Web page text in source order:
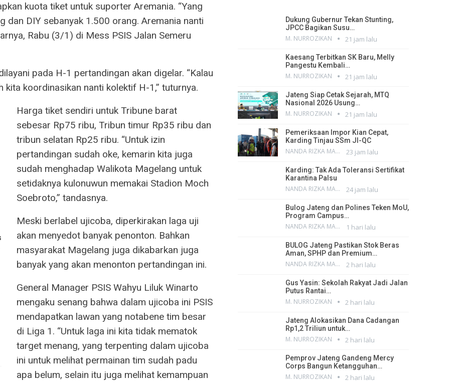
kuota tiket untuk suporter Aremania. “Yang
dan DIY sebanyak 1.500 orang. Aremania nanti
Rabu (3/1) di Mess PSIS Jalan Semeru
pada H-1 pertandingan akan digelar. “Kalau
kita koordinasikan nanti kolektif H-1,” tuturnya.
Harga tiket sendiri untuk Tribune barat
sebesar Rp75 ribu, Tribun timur Rp35 ribu dan
tribun selatan Rp25 ribu. “Untuk izin
pertandingan sudah oke, kemarin kita juga
sudah menghadap Walikota Magelang untuk
setidaknya kulonuwun memakai Stadion Moch
Soebroto,” tandasnya.
Meski berlabel ujicoba, diperkirakan laga uji
akan menyedot banyak penonton. Bahkan
masyarakat Magelang juga dikabarkan juga
banyak yang akan menonton pertandingan ini.
General Manager PSIS Wahyu Liluk Winarto
mengaku senang bahwa dalam ujicoba ini PSIS
mendapatkan lawan yang notabene tim besar
di Liga 1. “Untuk laga ini kita tidak mematok
target menang, yang terpenting dalam ujicoba
ini untuk melihat permainan tim sudah padu
apa belum, selain itu juga melihat kemampuan
Dukung Gubernur Tekan Stunting,
JPCC Bagikan Susu…
M. NURROZIKAN 21 jam lalu
Kaesang Terbitkan SK Baru, Melly
Pangestu Kembali…
M. NURROZIKAN 21 jam lalu
Jateng Siap Cetak Sejarah, MTQ
Nasional 2026 Usung…
M. NURROZIKAN 21 jam lalu
Pemeriksaan Impor Kian Cepat,
Karding Tinjau SSm JI-QC
NANDA RIZKA MAHENDRA 23 jam lalu
Karding: Tak Ada Toleransi Sertifikat
Karantina Palsu
NANDA RIZKA MAHENDRA 24 jam lalu
Bulog Jateng dan Polines Teken MoU,
Program Campus…
NANDA RIZKA MAHENDRA 1 hari lalu
BULOG Jateng Pastikan Stok Beras
Aman, SPHP dan Premium…
NANDA RIZKA MAHENDRA 2 hari lalu
Gus Yasin: Sekolah Rakyat Jadi Jalan
Putus Rantai…
M. NURROZIKAN 2 hari lalu
Jateng Alokasikan Dana Cadangan
Rp1,2 Triliun untuk…
M. NURROZIKAN 2 hari lalu
Pemprov Jateng Gandeng Mercy
Corps Bangun Ketangguhan…
M. NURROZIKAN 2 hari lalu